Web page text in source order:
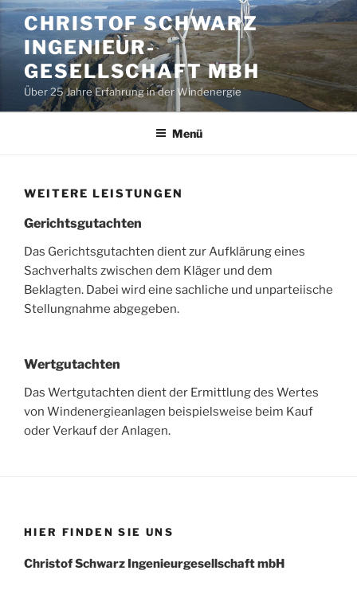
Zum
Inhalt
springen
CHRISTOF SCHWARZ
INGENIEUR-
GESELLSCHAFT MBH
Über 25 Jahre Erfahrung in der Windenergie
Menü
WEITERE LEISTUNGEN
Gerichtsgutachten
Das Gerichtsgutachten dient zur Aufklärung eines
Sachverhalts zwischen dem Kläger und dem
Beklagten. Dabei wird eine sachliche und unparteiische
Stellungnahme abgegeben.
Wertgutachten
Das Wertgutachten dient der Ermittlung des Wertes
von Windenergieanlagen beispielsweise beim Kauf
oder Verkauf der Anlagen.
HIER FINDEN SIE UNS
Christof Schwarz Ingenieurgesellschaft mbH